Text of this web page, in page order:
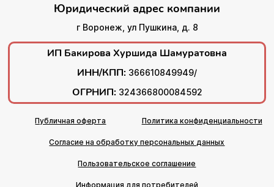
Юридический адрес компании
г Воронеж, ул Пушкина, д. 8
ИП Бакирова Хуршида Шамуратовна
ИНН/КПП: 366610849949/
ОГРНИП: 324366800084592
Публичная оферта Политика конфиденциальности
Согласие на обработку персональных данных
Пользовательское соглашение
Информация для потребителей